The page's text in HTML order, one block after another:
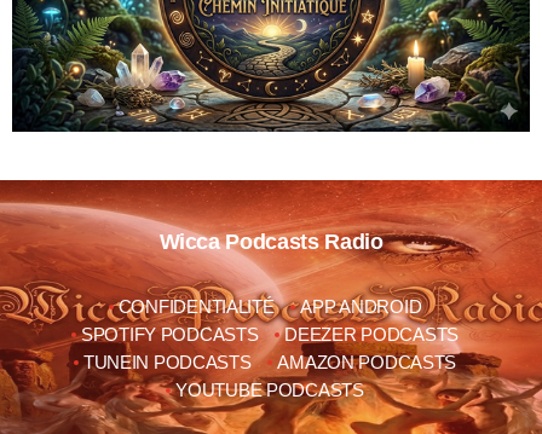
Wicca Podcasts Radio
CONFIDENTIALITÉ
APP ANDROID
SPOTIFY PODCASTS
DEEZER PODCASTS
TUNEIN PODCASTS
AMAZON PODCASTS
YOUTUBE PODCASTS